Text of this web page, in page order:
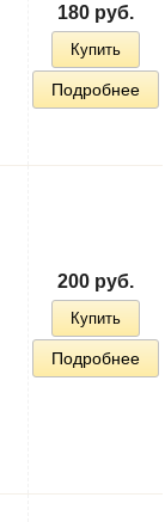
180 руб.
Купить
Подробнее
200 руб.
Купить
Подробнее